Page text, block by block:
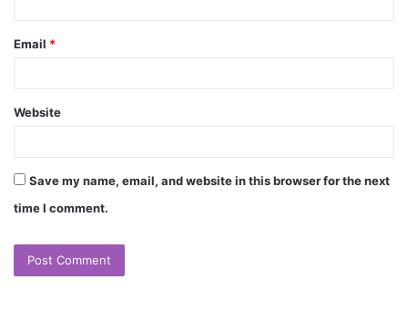
Email *
Website
Save my name, email, and website in this browser for the next
time I comment.